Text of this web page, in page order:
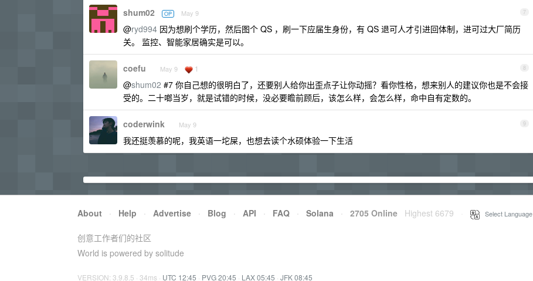
7
shum02 OP May 9
@ryd994 因为想刷个学历，然后图个 QS ，刷一下应届生身份，有 QS 退可人才引进回体制，进可过大厂简历
关。 监控、智能家居确实是可以。
8
coefu May 9 1
@shum02 #7 你自己想的很明白了，还要别人给你出歪点子让你动摇？看你性格，想来别人的建议你也是不会接
受的。二十啷当岁，就是试错的时候，没必要瞻前顾后，该怎么样，会怎么样，命中自有定数的。
9
coderwink May 9
我还挺羡慕的呢，我英语一坨屎，也想去读个水硕体验一下生活
About · Help · Advertise · Blog · API · FAQ · Solana · 2705 Online Highest 6679 Select Language
创意工作者们的社区
World is powered by solitude
VERSION: 3.9.8.5 · 34ms · UTC 12:45 · PVG 20:45 · LAX 05:45 · JFK 08:45